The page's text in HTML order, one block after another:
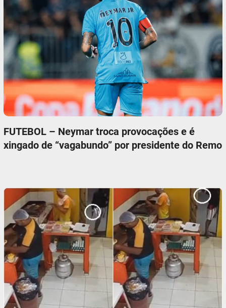
FUTEBOL – Neymar troca provocações e é
xingado de “vagabundo” por presidente do Remo